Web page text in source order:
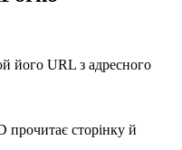
його URL з адресного
сторінку й